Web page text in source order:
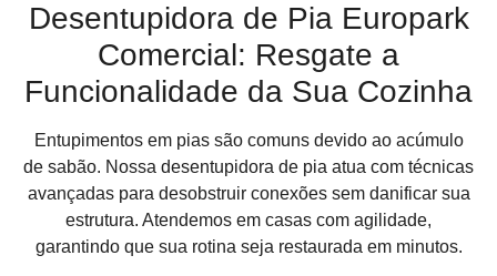
Desentupidora de Pia Europark
Comercial: Resgate a
Funcionalidade da Sua Cozinha
Entupimentos em pias são comuns devido ao acúmulo
de sabão. Nossa desentupidora de pia atua com técnicas
avançadas para desobstruir conexões sem danificar sua
estrutura. Atendemos em casas com agilidade,
garantindo que sua rotina seja restaurada em minutos.